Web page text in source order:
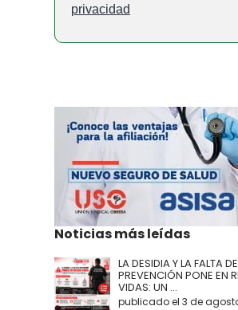
privacidad
Noticias más leídas
LA DESIDIA Y LA FALTA DE
PREVENCIÓN PONE EN
VIDAS: UN ...
publicado el 3 de